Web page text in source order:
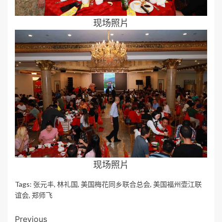
现场照片
现场照片
Tags: 张元丰, 林礼国, 美国梅花同乡联合总会, 美国福州壶江联
谊会, 郑师飞
Previous